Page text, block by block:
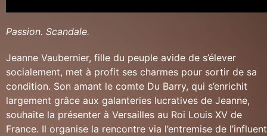
Passion. Scandale.
Jeanne Vaubernier, fille du peuple avide de s’élever
socialement, met à profit ses charmes pour sortir de sa
condition. Son amant le comte Du Barry, qui s’enrichit
largement grâce aux galanteries lucratives de Jeanne,
souhaite la présenter à Versailles au Roi Louis XV de
France. Il organise la rencontre via l’entremise de l’influent